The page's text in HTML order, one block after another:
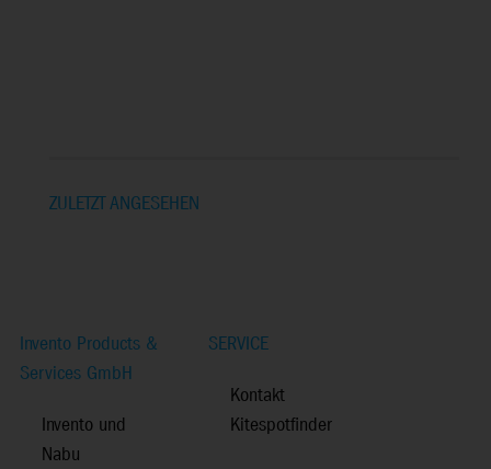
ZULETZT ANGESEHEN
Invento Products &
Services GmbH
Invento und
Nabu
SERVICE
Kontakt
Kitespotfinder